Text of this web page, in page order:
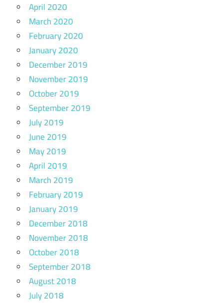
April 2020
March 2020
February 2020
January 2020
December 2019
November 2019
October 2019
September 2019
July 2019
June 2019
May 2019
April 2019
March 2019
February 2019
January 2019
December 2018
November 2018
October 2018
September 2018
August 2018
July 2018